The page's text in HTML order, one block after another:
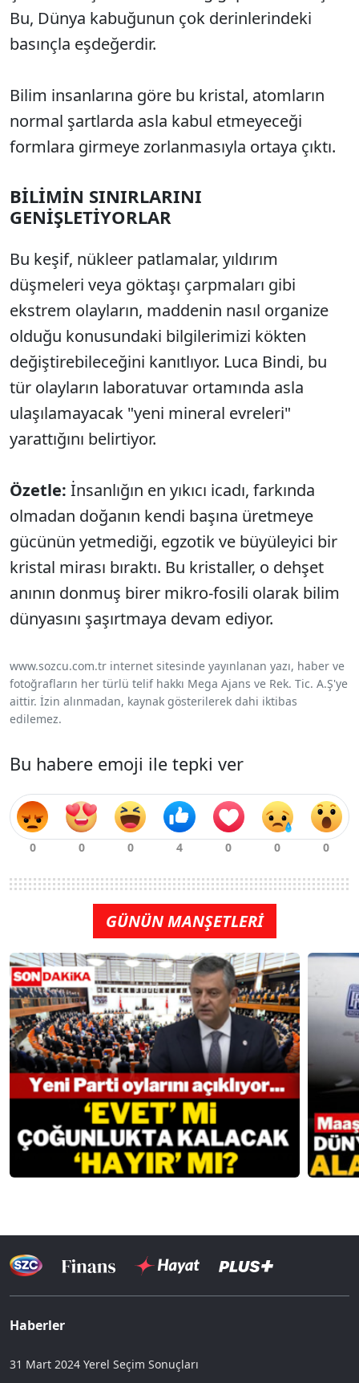
Bu, Dünya kabuğunun çok derinlerindeki
basınçla eşdeğerdir.
Bilim insanlarına göre bu kristal, atomların
normal şartlarda asla kabul etmeyeceği
formlara girmeye zorlanmasıyla ortaya çıktı.
BİLİMİN SINIRLARINI
GENİŞLETİYORLAR
Bu keşif, nükleer patlamalar, yıldırım
düşmeleri veya göktaşı çarpmaları gibi
ekstrem olayların, maddenin nasıl organize
olduğu konusundaki bilgilerimizi kökten
değiştirebileceğini kanıtlıyor. Luca Bindi, bu
tür olayların laboratuvar ortamında asla
ulaşılamayacak "yeni mineral evreleri"
yarattığını belirtiyor.
Özetle: İnsanlığın en yıkıcı icadı, farkında
olmadan doğanın kendi başına üretmeye
gücünün yetmediği, egzotik ve büyüleyici bir
kristal mirası bıraktı. Bu kristaller, o dehşet
anının donmuş birer mikro-fosili olarak bilim
dünyasını şaşırtmaya devam ediyor.
www.sozcu.com.tr internet sitesinde yayınlanan yazı, haber ve
fotoğrafların her türlü telif hakkı Mega Ajans ve Rek. Tic. A.Ş'ye
aittir. İzin alınmadan, kaynak gösterilerek dahi iktibas
edilemez.
Bu habere emoji ile tepki ver
GÜNÜN MANŞETLERİ
Haberler
31 Mart 2024 Yerel Seçim Sonuçları